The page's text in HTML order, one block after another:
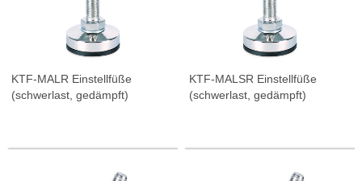
KTF-MALR Einstellfüße
(schwerlast, gedämpft)
KTF-MALSR Einstellfüße
(schwerlast, gedämpft)